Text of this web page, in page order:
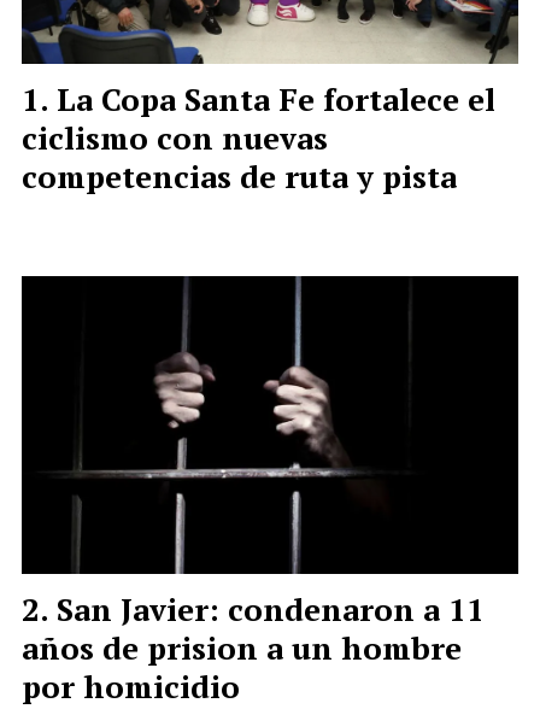
La Copa Santa Fe fortalece el
ciclismo con nuevas
competencias de ruta y pista
San Javier: condenaron a 11
años de prision a un hombre
por homicidio